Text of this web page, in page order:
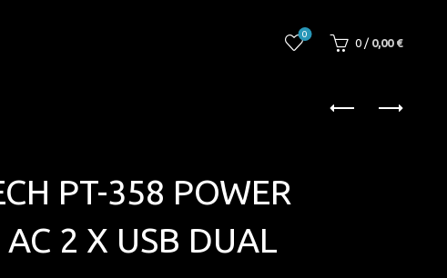
0
0 / 0,00 €
PT-358 POWER
AC 2 Χ USB DUAL